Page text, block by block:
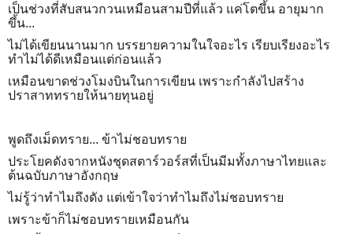
เป็นช่วงที่สับสนวกวนเหมือนสามปีที่แล้ว แค่โตขึ้น อายุมาก
ขึ้น...
ไม่ได้เขียนนานมาก บรรยายความในใจอะไร เรียบเรียงอะไร
ทำไม่ได้ดีเหมือนแต่ก่อนแล้ว
เหมือนขาดช่วงโมงบินในการเขียน เพราะกำลังไปสร้าง
ปราสาททรายให้นายทุนอยู่
พูดถึงเม็ดทราย... ข้าไม่ชอบทราย
ประโยคดังจากหนังชุดสตาร์วอร์สที่เป็นมีมทั้งภาษาไทยและ
ต้นฉบับภาษาอังกฤษ
ไม่รู้ว่าทำไมถึงดัง แต่เข้าใจว่าทำไมถึงไม่ชอบทราย
เพราะข้าก็ไม่ชอบทรายเหมือนกัน